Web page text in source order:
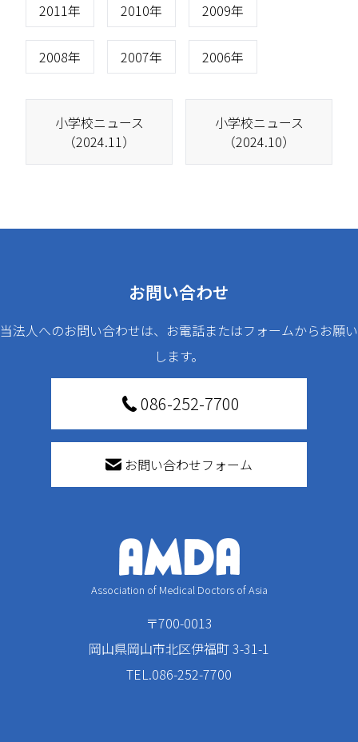
2011年 2010年 2009年
2008年 2007年 2006年
小学校ニュース
（2024.11）
小学校ニュース
（2024.10）
お問い合わせ
当法人へのお問い合わせは、お電話またはフォームからお願い
します。
086-252-7700
お問い合わせフォーム
Association of Medical Doctors of Asia
〒700-0013
岡山県岡山市北区伊福町 3-31-1
TEL.086-252-7700